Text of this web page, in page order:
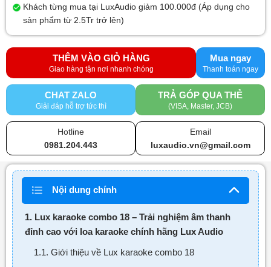
Khách từng mua tại LuxAudio giảm 100.000đ (Áp dụng cho
sản phẩm từ 2.5Tr trở lên)
THÊM VÀO GIỎ HÀNG Mua ngay
CHAT ZALO
Giải đáp hỗ trợ tức thì
TRẢ GÓP QUA THẺ
(VISA, Master, JCB)
Hotline
0981.204.443
Email
luxaudio.vn@gmail.com
Nội dung chính
1. Lux karaoke combo 18 – Trải nghiệm âm thanh
đỉnh cao với loa karaoke chính hãng Lux Audio
1.1. Giới thiệu về Lux karaoke combo 18